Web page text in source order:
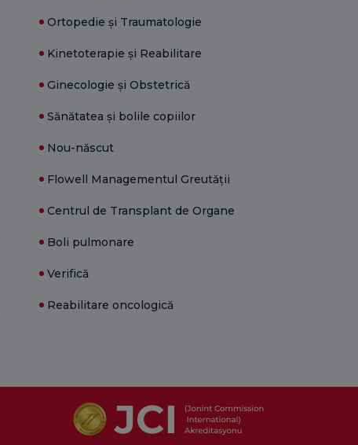
Ortopedie și Traumatologie
Kinetoterapie și Reabilitare
Ginecologie și Obstetrică
Sănătatea și bolile copiilor
Nou-născut
Flowell Managementul Greutății
Centrul de Transplant de Organe
Boli pulmonare
Verifică
Reabilitare oncologică